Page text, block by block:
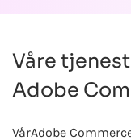
Våre
Adobe
VårAdobe